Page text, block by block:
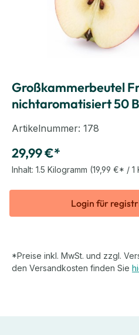
Großkammerbeutel
nichtaromatisiert 50
Artikelnummer: 178
29,99 €*
Inhalt: 1.5 Kilogramm (19,99 €* / 1
Login für
*Preise inkl. MwSt. und zzgl.
den Versandkosten finden Sie